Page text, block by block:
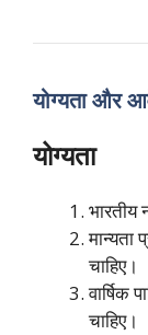
योग्यता और
योग्यता
भारतीय
मान्यता
चाहिए।
वार्षिक
चाहिए।